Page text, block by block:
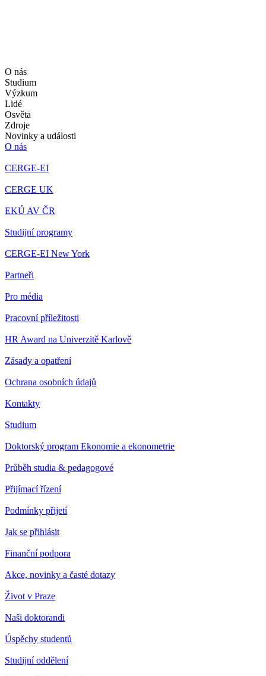
O nás
Studium
Výzkum
Lidé
Osvěta
Zdroje
Novinky a události
O nás
CERGE-EI
CERGE UK
EKÚ AV ČR
Studijní programy
CERGE-EI New York
Partneři
Pro média
Pracovní příležitosti
HR Award na Univerzitě Karlově
Zásady a opatření
Ochrana osobních údajů
Kontakty
Studium
Doktorský program Ekonomie a ekonometrie
Průběh studia & pedagogové
Přijímací řízení
Podmínky přijetí
Jak se přihlásit
Finanční podpora
Akce, novinky a časté dotazy
Život v Praze
Naši doktorandi
Úspěchy studentů
Studijní oddělení